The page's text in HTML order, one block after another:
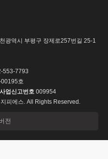
광역시 부평구 장제로257번길 25-1
553-7793
호
업신고번호 009954
피에스. All Rights Reserved.
전